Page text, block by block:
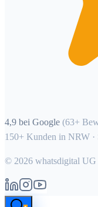
4,9 bei Google (63+
150+ Kunden in NRW ·
© 2026 whatsdigital UG